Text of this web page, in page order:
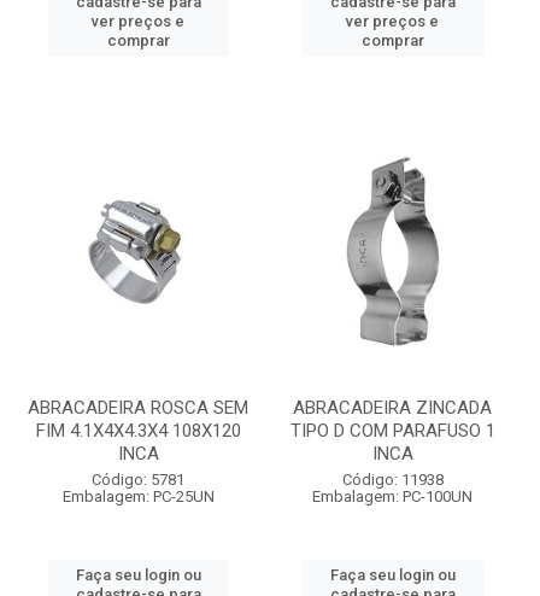
ver preços e
comprar
ver preços e
comprar
ABRACADEIRA ROSCA SEM
FIM 4.1X4X4.3X4 108X120
INCA
Código: 5781
Embalagem: PC-25UN
Faça seu login ou
ABRACADEIRA ZINCADA
TIPO D COM PARAFUSO 1
INCA
Código: 11938
Embalagem: PC-100UN
Faça seu login ou